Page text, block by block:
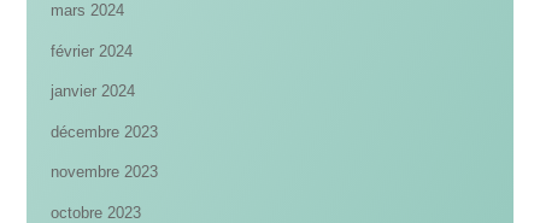
mars 2024
février 2024
janvier 2024
décembre 2023
novembre 2023
octobre 2023